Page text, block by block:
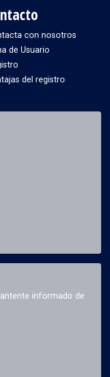
con nosotros
de Usuario
del registro
informado de